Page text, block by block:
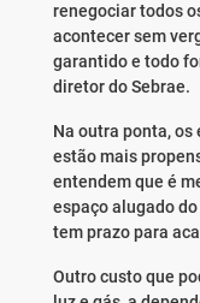
renegociar todos
acontecer sem
garantido e todo
diretor do Sebrae.
Na outra ponta,
estão mais
entendem que é
espaço alugado
tem prazo para
Outro custo que